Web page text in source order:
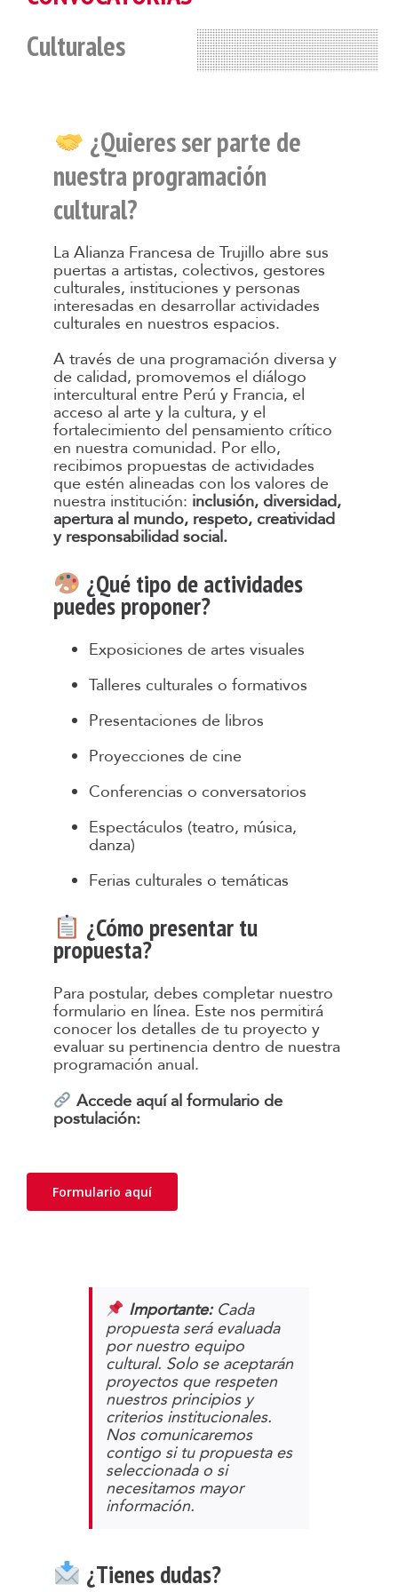
Culturales
¿Quieres ser parte de
nuestra programación
cultural?
La Alianza Francesa de Trujillo abre sus
puertas a artistas, colectivos, gestores
culturales, instituciones y personas
interesadas en desarrollar actividades
culturales en nuestros espacios.
A través de una programación diversa y
de calidad, promovemos el diálogo
intercultural entre Perú y Francia, el
acceso al arte y la cultura, y el
fortalecimiento del pensamiento crítico
en nuestra comunidad. Por ello,
recibimos propuestas de actividades
que estén alineadas con los valores de
nuestra institución: inclusión, diversidad,
apertura al mundo, respeto, creatividad
y responsabilidad social.
¿Qué tipo de actividades
puedes proponer?
Exposiciones de artes visuales
Talleres culturales o formativos
Presentaciones de libros
Proyecciones de cine
Conferencias o conversatorios
Espectáculos (teatro, música,
danza)
Ferias culturales o temáticas
¿Cómo presentar tu
propuesta?
Para postular, debes completar nuestro
formulario en línea. Este nos permitirá
conocer los detalles de tu proyecto y
evaluar su pertinencia dentro de nuestra
programación anual.
Accede aquí al formulario de
postulación:
Formulario aquí
Importante:Cada
propuesta será evaluada
por nuestro equipo
cultural. Solo se aceptarán
proyectos que respeten
nuestros principios y
criterios institucionales.
Nos comunicaremos
contigo si tu propuesta es
seleccionada o si
necesitamos mayor
información.
¿Tienes dudas?